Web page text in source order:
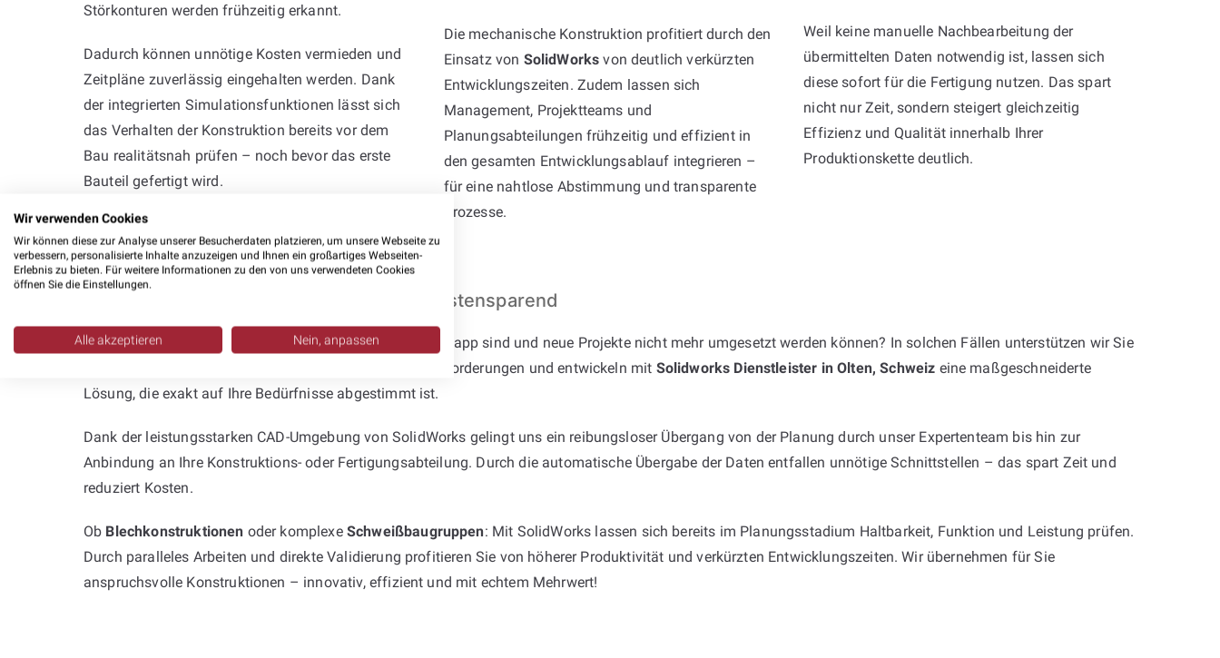
Störkonturen werden frühzeitig erkannt.
Dadurch können unnötige Kosten vermieden und
Zeitpläne zuverlässig eingehalten werden. Dank
der integrierten Simulationsfunktionen lässt sich
das Verhalten der Konstruktion bereits vor dem
Bau realitätsnah prüfen – noch bevor das erste
Bauteil gefertigt wird.
Die mechanische Konstruktion profitiert durch den
Einsatz von SolidWorks von deutlich verkürzten
Entwicklungszeiten. Zudem lassen sich
Management, Projektteams und
Planungsabteilungen frühzeitig und effizient in
den gesamten Entwicklungsablauf integrieren –
für eine nahtlose Abstimmung und transparente
Prozesse.
Weil keine manuelle Nachbearbeitung der
übermittelten Daten notwendig ist, lassen sich
diese sofort für die Fertigung nutzen. Das spart
nicht nur Zeit, sondern steigert gleichzeitig
Effizienz und Qualität innerhalb Ihrer
Produktionskette deutlich.
Planung mit SolidWorks – effizient und kostensparend
Stehen Sie vor dem Problem, dass interne Ressourcen knapp sind und neue Projekte nicht mehr umgesetzt werden können? In solchen Fällen unterstützen wir Sie
zuverlässig! Gemeinsam mit Ihnen definieren wir die Anforderungen und entwickeln mit Solidworks Dienstleister in Olten, Schweiz eine maßgeschneiderte
Lösung, die exakt auf Ihre Bedürfnisse abgestimmt ist.
Dank der leistungsstarken CAD-Umgebung von SolidWorks gelingt uns ein reibungsloser Übergang von der Planung durch unser Expertenteam bis hin zur
Anbindung an Ihre Konstruktions- oder Fertigungsabteilung. Durch die automatische Übergabe der Daten entfallen unnötige Schnittstellen – das spart Zeit und
reduziert Kosten.
Ob Blechkonstruktionen oder komplexe Schweißbaugruppen: Mit SolidWorks lassen sich bereits im Planungsstadium Haltbarkeit, Funktion und Leistung prüfen.
Durch paralleles Arbeiten und direkte Validierung profitieren Sie von höherer Produktivität und verkürzten Entwicklungszeiten. Wir übernehmen für Sie
anspruchsvolle Konstruktionen – innovativ, effizient und mit echtem Mehrwert!
Wir verwenden Cookies
Wir können diese zur Analyse unserer Besucherdaten platzieren, um unsere Webseite zu
verbessern, personalisierte Inhalte anzuzeigen und Ihnen ein großartiges Webseiten-
Erlebnis zu bieten. Für weitere Informationen zu den von uns verwendeten Cookies
öffnen Sie die Einstellungen.
Alle akzeptieren Nein, anpassen